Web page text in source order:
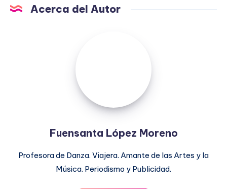
Acerca del Autor
Fuensanta López Moreno
Profesora de Danza. Viajera. Amante de las Artes y la
Música. Periodismo y Publicidad.